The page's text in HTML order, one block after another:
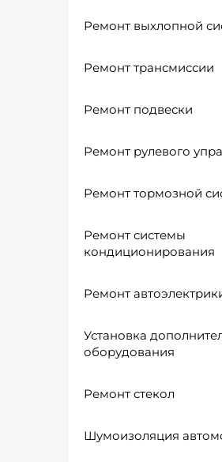
Ремонт выхлопной
Ремонт трансмиссии
Ремонт подвески
Ремонт рулевого
Ремонт тормозной
Ремонт системы
кондиционирования
Ремонт
Установка
оборудования
Ремонт стекол
Шумоизоляция